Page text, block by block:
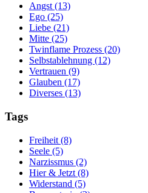
Angst (13)
Ego (25)
Liebe (21)
Mitte (25)
Twinflame Prozess (20)
Selbstablehnung (12)
Vertrauen (9)
Glauben (17)
Diverses (13)
Tags
Freiheit (8)
Seele (5)
Narzissmus (2)
Hier & Jetzt (8)
Widerstand (5)